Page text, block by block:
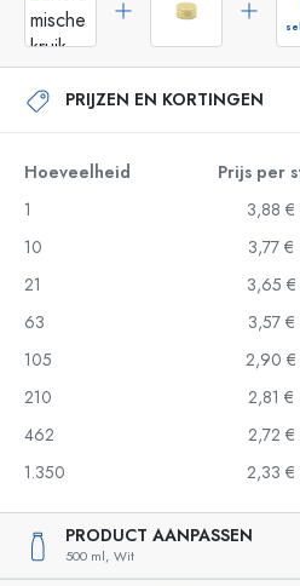
PRIJZEN EN KORTINGEN
Hoeveelheid Prijs per
1
3,88 €
10
3,77 €
21
3,65 €
63
3,57 €
105
2,90 €
210
2,81 €
462
2,72 €
1.350
2,33 €
PRODUCT AANPASSEN
500 ml, Wit